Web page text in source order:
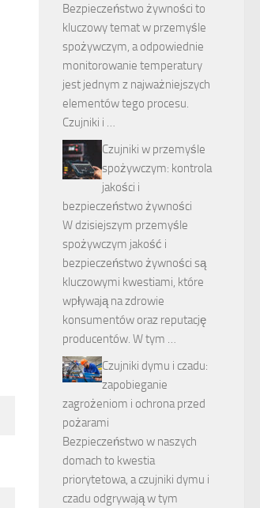
Bezpieczeństwo żywności to
kluczowy temat w przemyśle
spożywczym, a odpowiednie
monitorowanie temperatury
jest jednym z najważniejszych
elementów tego procesu.
Czujniki i …
Czujniki w przemyśle
spożywczym: kontrola
jakości i
bezpieczeństwo żywności
W dzisiejszym przemyśle
spożywczym jakość i
bezpieczeństwo żywności są
kluczowymi kwestiami, które
wpływają na zdrowie
konsumentów oraz reputację
producentów. W tym …
Czujniki dymu i czadu:
zapobieganie
zagrożeniom i ochrona przed
pożarami
Bezpieczeństwo w naszych
domach to kwestia
priorytetowa, a czujniki dymu i
czadu odgrywają w tym